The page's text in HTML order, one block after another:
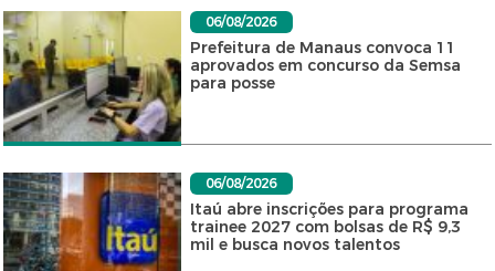
06/08/2026
Prefeitura de Manaus convoca 11
aprovados em concurso da Semsa
para posse
06/08/2026
Itaú abre inscrições para programa
trainee 2027 com bolsas de R$ 9,3
mil e busca novos talentos